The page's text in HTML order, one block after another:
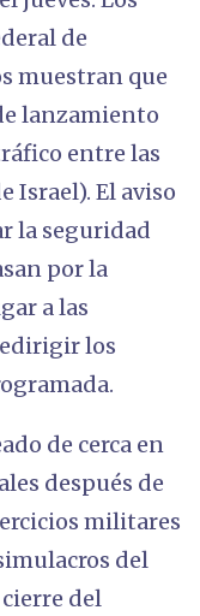
de
muestran que
lanzamiento
entre las
Israel). El aviso
la seguridad
por la
a las
los
de cerca en
después de
militares
del
del